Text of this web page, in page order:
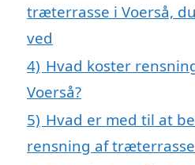
træterrasse i Voerså,
ved
4) Hvad koster
Voerså?
5) Hvad er med til at
rensning af træterrasse